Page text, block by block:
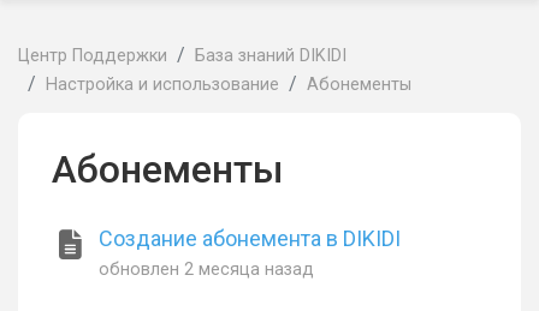
Центр Поддержки
База знаний DIKIDI
Настройка и использование
Абонементы
Абонементы
Создание абонемента в DIKIDI
обновлен2 месяца назад